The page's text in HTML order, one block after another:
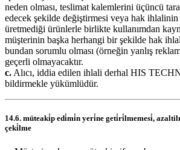
neden olması, teslimat kalemlerini üçüncü
edecek şekilde değiştirmesi veya hak
üretmediği ürünlerle birlikte kullanımdan
müşterinin başka herhangi bir şekilde hak
bundan sorumlu olması (örneğin yanlış
geçerli olmayacaktır.
c. Alıcı, iddia edilen ihlali derhal HIS
bildirmekle yükümlüdür.
14.6. müteaki̇p edi̇mi̇n yeri̇ne geti̇ri̇lmemesi̇,
çeki̇lme